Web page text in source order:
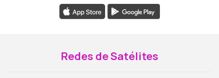
Redes de Satélites